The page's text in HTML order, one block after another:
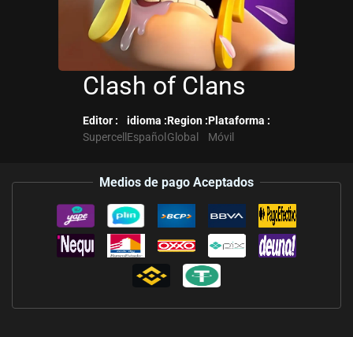
Clash of Clans
Editor :
Supercell
idioma :
Español
Region :
Global
Plataforma :
Móvil
Medios de pago Aceptados